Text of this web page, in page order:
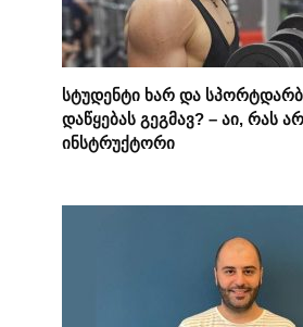
სტუდენტი ხარ და
დაწყებას გეგმავ? – აი, რას
ინსტრუქტორი